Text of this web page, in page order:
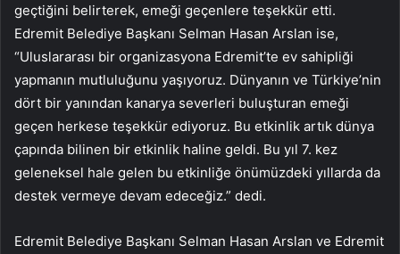
geçtiğini belirterek, emeği geçenlere teşekkür etti.
Edremit Belediye Başkanı Selman Hasan Arslan ise,
“Uluslararası bir organizasyona Edremit’te ev sahipliği
yapmanın mutluluğunu yaşıyoruz. Dünyanın ve Türkiye’nin
dört bir yanından kanarya severleri buluşturan emeği
geçen herkese teşekkür ediyoruz. Bu etkinlik artık dünya
çapında bilinen bir etkinlik haline geldi. Bu yıl 7. kez
geleneksel hale gelen bu etkinliğe önümüzdeki yıllarda da
destek vermeye devam edeceğiz.” dedi.
Edremit Belediye Başkanı Selman Hasan Arslan ve Edremit